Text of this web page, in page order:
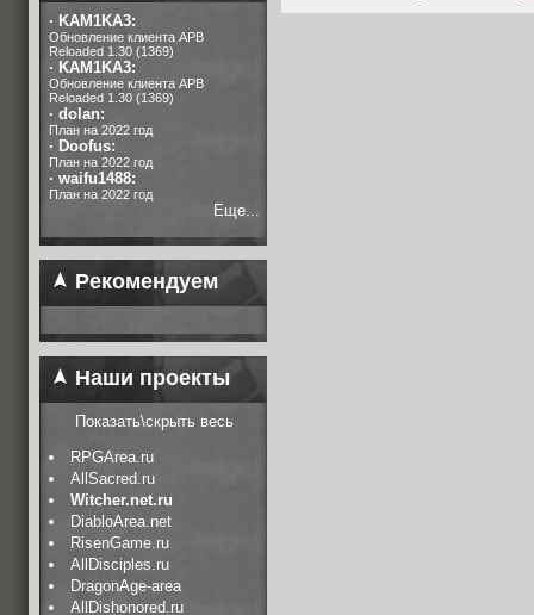
· KAM1KA3:
Обновление клиента APB
Reloaded 1.30 (1369)
· KAM1KA3:
Обновление клиента APB
Reloaded 1.30 (1369)
· dolan:
План на 2022 год
· Doofus:
План на 2022 год
· waifu1488:
План на 2022 год
Еще...
Рекомендуем
Наши проекты
Показать\скрыть весь
RPGArea.ru
AllSacred.ru
Witcher.net.ru
DiabloArea.net
RisenGame.ru
AllDisciples.ru
DragonAge-area
AllDishonored.ru